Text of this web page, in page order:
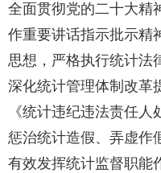
全面贯彻党的二十大精
作重要讲话指示批示精
思想，严格执行统计法
深化统计管理体制改革
《统计违纪违法责任
惩治统计造假、弄虚作
有效发挥统计监督职能